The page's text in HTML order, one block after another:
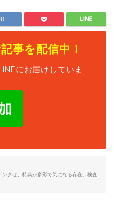
事を配信中！
にお届けしていま
グは、特典が多彩で気になる存在。検査